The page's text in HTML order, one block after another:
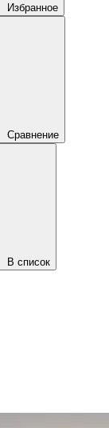
Избранное
Сравнение
В список